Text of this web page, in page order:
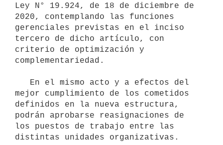
Ley N° 19.924, de 18 de diciembre de
2020, contemplando las funciones
gerenciales previstas en el inciso
tercero de dicho artículo, con
criterio de optimización y
complementariedad.
mejor cumplimiento de los cometidos
definidos en la nueva estructura,
podrán aprobarse reasignaciones de
los puestos de trabajo entre las
distintas unidades organizativas.